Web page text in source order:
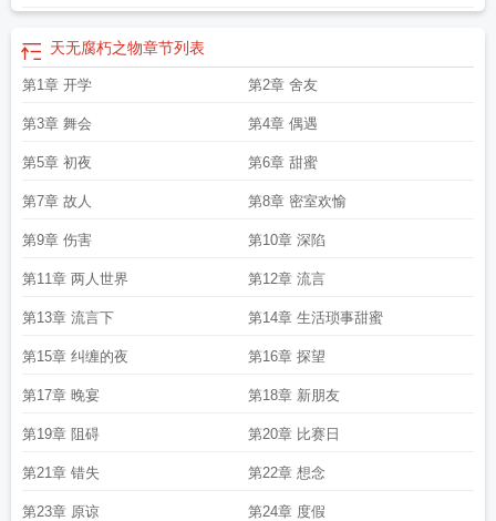
天无腐朽之物章节列表
第1章 开学 第2章 舍友
第3章 舞会 第4章 偶遇
第5章 初夜 第6章 甜蜜
第7章 故人 第8章 密室欢愉
第9章 伤害 第10章 深陷
第11章 两人世界 第12章 流言
第13章 流言下 第14章 生活琐事甜蜜
第15章 纠缠的夜 第16章 探望
第17章 晚宴 第18章 新朋友
第19章 阻碍 第20章 比赛日
第21章 错失 第22章 想念
第23章 原谅 第24章 度假